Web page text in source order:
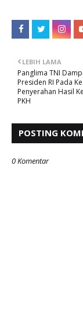
LEBIH LAMA
Panglima TNI
Presiden RI Pada
Penyerahan Hasil
PKH
POSTING
0 Komentar